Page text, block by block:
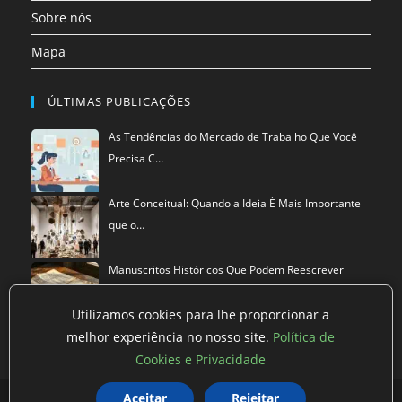
Sobre nós
Mapa
ÚLTIMAS PUBLICAÇÕES
As Tendências do Mercado de Trabalho Que Você
Precisa C…
Arte Conceitual: Quando a Ideia É Mais Importante
que o…
Manuscritos Históricos Que Podem Reescrever
Política de privacidade Termos de Uso Exclusão de Dados
Utilizamos cookies para lhe proporcionar a
melhor experiência no nosso site. Política de
Cookies e Privacidade
Aceitar Rejeitar